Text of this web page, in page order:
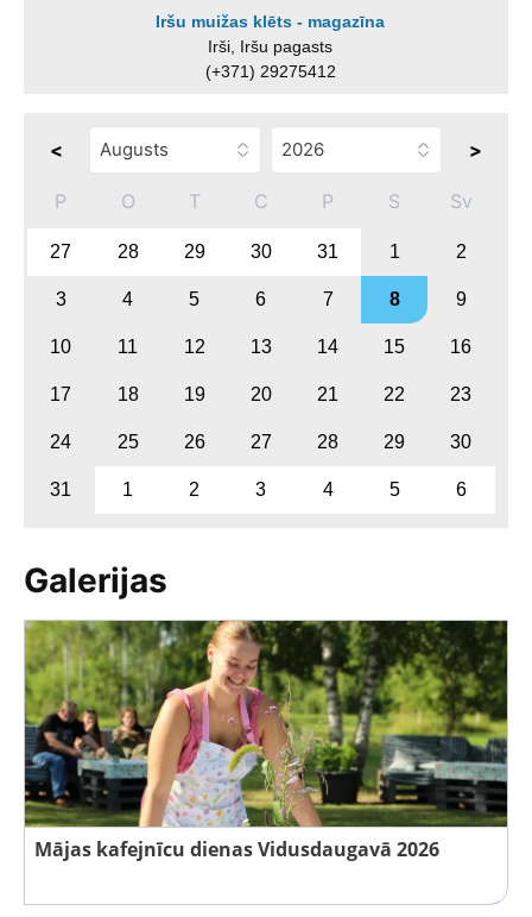
Iršu muižas klēts - magazīna
Irši, Iršu pagasts
(+371) 29275412
< >
P O T C P S Sv
27 28 29 30 31 1 2
3 4 5 6 7 8 9
10 11 12 13 14 15 16
17 18 19 20 21 22 23
24 25 26 27 28 29 30
31 1 2 3 4 5 6
Galerijas
Mājas kafejnīcu dienas Vidusdaugavā 2026